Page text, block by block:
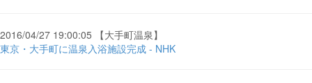
2016/04/27 19:00:05 【大手町温泉】
東京・大手町に温泉入浴施設完成 - NHK